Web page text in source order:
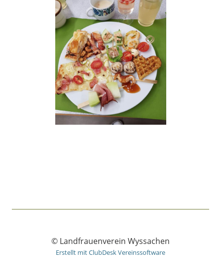
© Landfrauenverein Wyssachen
Erstellt mit ClubDesk Vereinssoftware